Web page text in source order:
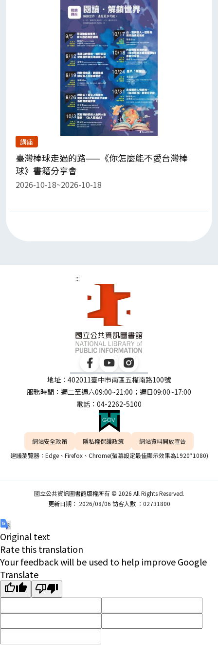
講座
臺灣棒球走過的路——《你怎麼能不愛台灣棒
球》書籍分享會
2026-10-18~2026-10-18
:::
地址：402011臺中市南區五權南路100號
服務時間：週二至週六09:00~21:00；週日09:00~17:00
電話：04-2262-5100
網站安全政策 隱私權保護政策
網站資料開放宣告
建議瀏覽器：Edge、Firefox、Chrome(螢幕設定最佳顯示效果為1920*1080)
國立公共資訊圖書館版權所有 © 2026 All Rights Reserved.
更新日期： 2026/08/06 訪客人數 ：02731800
Original text
Rate this translation
Your feedback will be used to help improve Google
Translate